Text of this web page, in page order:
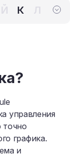
Й К
Л
управления
точно
графика.
и